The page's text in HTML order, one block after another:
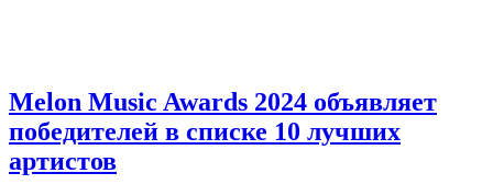
Melon Music Awards 2024 объявляет
победителей в списке 10 лучших
артистов